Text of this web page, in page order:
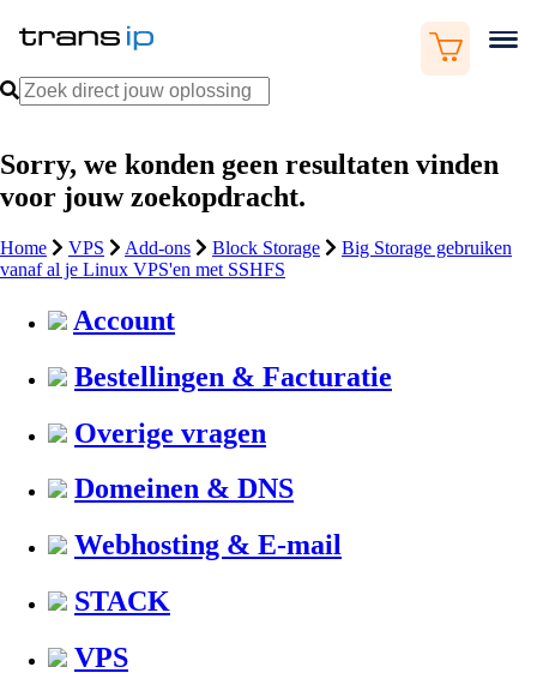
Sorry, we konden geen resultaten vinden
voor jouw zoekopdracht.
Home VPS Add-ons Block Storage
Big Storage gebruiken
vanaf al je Linux VPS'en met SSHFS
Account
Bestellingen & Facturatie
Overige vragen
Domeinen & DNS
Webhosting & E-mail
STACK
VPS